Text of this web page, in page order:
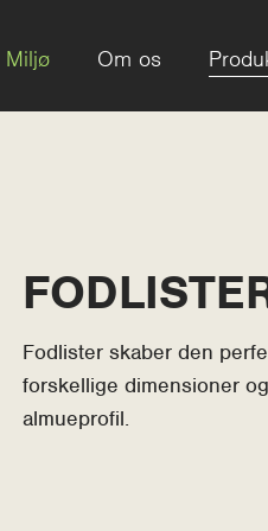
Miljø Om os
Fodlister skaber den
forskellige dimensioner
almueprofil.